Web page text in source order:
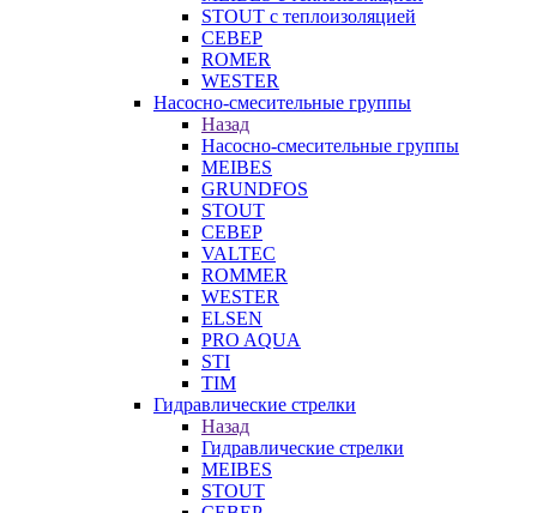
STOUT с теплоизоляцией
СЕВЕР
ROMER
WESTER
Насосно-смесительные группы
Назад
Насосно-смесительные группы
MEIBES
GRUNDFOS
STOUT
СЕВЕР
VALTEC
ROMMER
WESTER
ELSEN
PRO AQUA
STI
TIM
Гидравлические стрелки
Назад
Гидравлические стрелки
MEIBES
STOUT